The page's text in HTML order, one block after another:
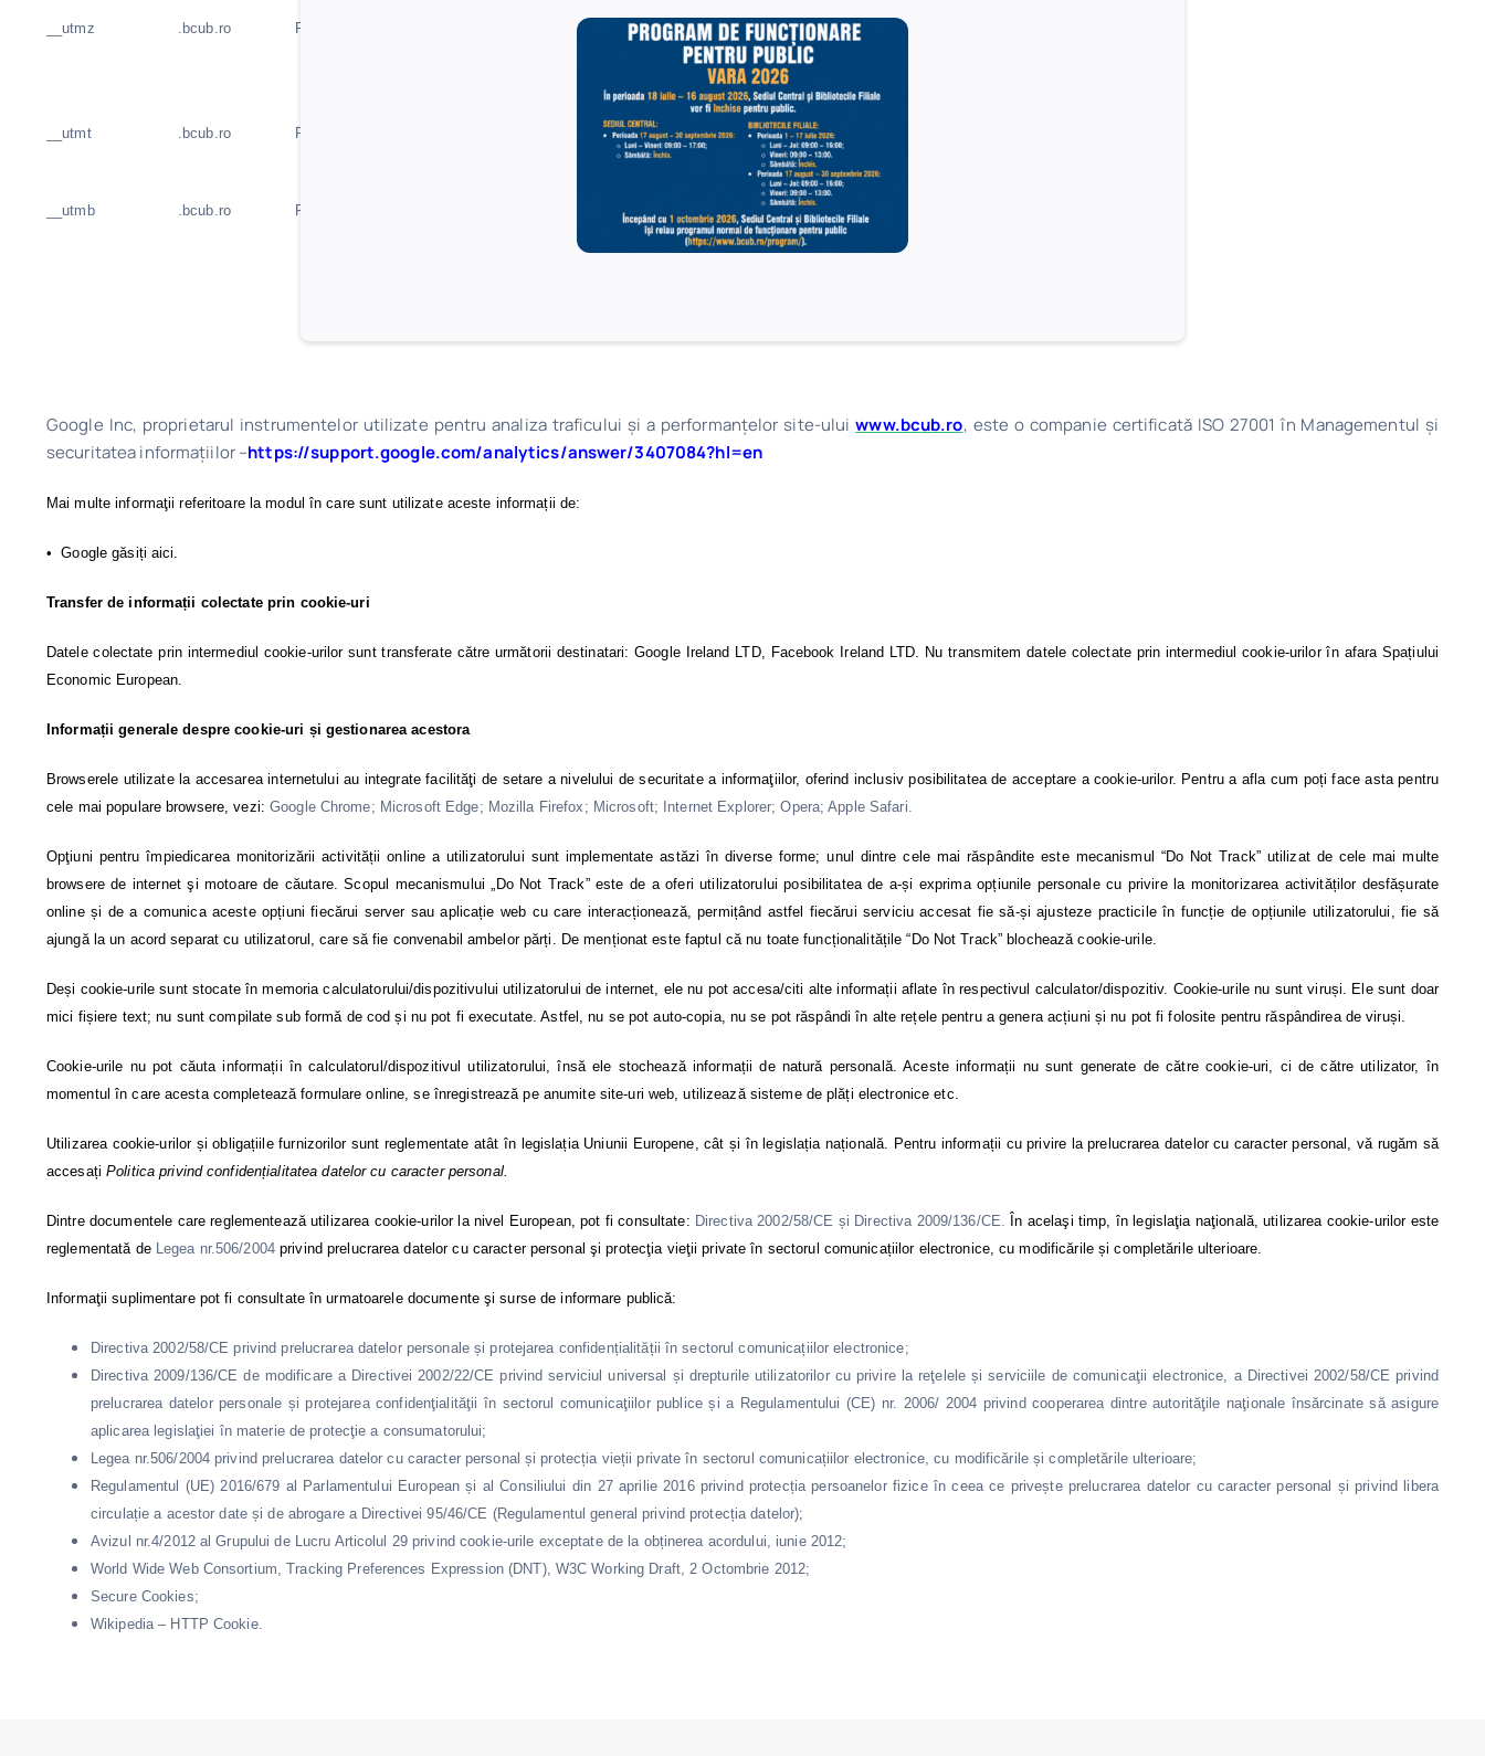
__utmz .bcub.ro Performance
This cookie is set by Google analytics and is used to
store the traffic source or campaign through which
6 months
__utmt .bcub.ro Performance
The cookie is set by Google Analytics and is used to10 minutes
__utmb .bcub.ro Performance
The cookie is set by Google Analytics. The cookie is
used to determine new sessions/visits. The cookie is
30 minutes
Google Inc, proprietarul instrumentelor utilizate pentru analiza traficului şi a performanţelor site-uluiwww.bcub.ro, este o companie certificată ISO 27001 în Managementul şi
securitatea informaţiilor–https://support.google.com/analytics/answer/3407084?hl=en
Mai multe informaţii referitoare la modul în care sunt utilizate aceste informații de:
• Google găsiți aici.
Transfer de informații colectate prin cookie-uri
Datele colectate prin intermediul cookie-urilor sunt transferate către următorii destinatari: Google Ireland LTD, Facebook Ireland LTD. Nu transmitem datele colectate prin intermediul cookie-urilor în afara Spațiului
Economic European.
Informații generale despre cookie-uri și gestionarea acestora
Browserele utilizate la accesarea internetului au integrate facilităţi de setare a nivelului de securitate a informaţiilor, oferind inclusiv posibilitatea de acceptare a cookie-urilor. Pentru a afla cum poți face asta pentru
cele mai populare browsere, vezi: Google Chrome; Microsoft Edge; Mozilla Firefox; Microsoft; Internet Explorer; Opera; Apple Safari.
Opţiuni pentru împiedicarea monitorizării activității online a utilizatorului sunt implementate astăzi în diverse forme; unul dintre cele mai răspândite este mecanismul “Do Not Track” utilizat de cele mai multe
browsere de internet şi motoare de căutare. Scopul mecanismului „Do Not Track” este de a oferi utilizatorului posibilitatea de a-și exprima opțiunile personale cu privire la monitorizarea activităților desfășurate
online și de a comunica aceste opțiuni fiecărui server sau aplicație web cu care interacționează, permițând astfel fiecărui serviciu accesat fie să-și ajusteze practicile în funcție de opțiunile utilizatorului, fie să
ajungă la un acord separat cu utilizatorul, care să fie convenabil ambelor părți. De menționat este faptul că nu toate funcționalitățile “Do Not Track” blochează cookie-urile.
Deși cookie-urile sunt stocate în memoria calculatorului/dispozitivului utilizatorului de internet, ele nu pot accesa/citi alte informații aflate în respectivul calculator/dispozitiv. Cookie-urile nu sunt viruși. Ele sunt doar
mici fișiere text; nu sunt compilate sub formă de cod și nu pot fi executate. Astfel, nu se pot auto-copia, nu se pot răspândi în alte rețele pentru a genera acțiuni și nu pot fi folosite pentru răspândirea de viruși.
Cookie-urile nu pot căuta informații în calculatorul/dispozitivul utilizatorului, însă ele stochează informații de natură personală. Aceste informații nu sunt generate de către cookie-uri, ci de către utilizator, în
momentul în care acesta completează formulare online, se înregistrează pe anumite site-uri web, utilizează sisteme de plăți electronice etc.
Utilizarea cookie-urilor și obligațiile furnizorilor sunt reglementate atât în legislația Uniunii Europene, cât și în legislația națională. Pentru informații cu privire la prelucrarea datelor cu caracter personal, vă rugăm să
accesațiPolitica privind confidențialitatea datelor cu caracter personal.
Dintre documentele care reglementează utilizarea cookie-urilor la nivel European, pot fi consultate: Directiva 2002/58/CE și Directiva 2009/136/CE. În acelaşi timp, în legislaţia naţională, utilizarea cookie-urilor este
reglementată deLegea nr.506/2004privind prelucrarea datelor cu caracter personal şi protecţia vieţii private în sectorul comunicațiilor electronice, cu modificările și completările ulterioare.
Informaţii suplimentare pot fi consultate în urmatoarele documente şi surse de informare publică:
Directiva 2002/58/CE privind prelucrarea datelor personale și protejarea confidențialității în sectorul comunicațiilor electronice;
Directiva 2009/136/CE de modificare a Directivei 2002/22/CE privind serviciul universal și drepturile utilizatorilor cu privire la reţelele și serviciile de comunicaţii electronice, a Directivei 2002/58/CE privind
prelucrarea datelor personale și protejarea confidenţialităţii în sectorul comunicaţiilor publice și a Regulamentului (CE) nr. 2006/ 2004 privind cooperarea dintre autorităţile naţionale însărcinate să asigure
aplicarea legislaţiei în materie de protecţie a consumatorului;
Legea nr.506/2004 privind prelucrarea datelor cu caracter personal și protecția vieții private în sectorul comunicațiilor electronice, cu modificările și completările ulterioare;
Regulamentul (UE) 2016/679 al Parlamentului European și al Consiliului din 27 aprilie 2016 privind protecția persoanelor fizice în ceea ce privește prelucrarea datelor cu caracter personal și privind libera
circulație a acestor date și de abrogare a Directivei 95/46/CE (Regulamentul general privind protecția datelor);
Avizul nr.4/2012 al Grupului de Lucru Articolul 29 privind cookie-urile exceptate de la obținerea acordului, iunie 2012;
World Wide Web Consortium, Tracking Preferences Expression (DNT), W3C Working Draft, 2 Octombrie 2012;
Secure Cookies;
Wikipedia – HTTP Cookie.